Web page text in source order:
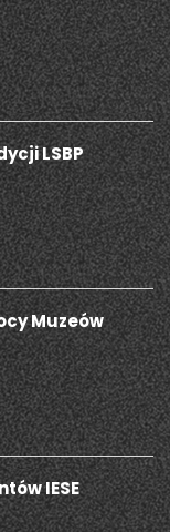
LSBP
Muzeów
IESE